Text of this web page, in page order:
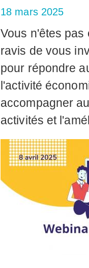
18 mars 2025
Vous n'êtes
ravis de vous
pour répondre
l'activité
accompagner
activités et